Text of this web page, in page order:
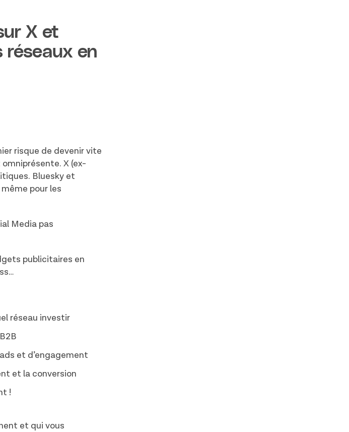
X et
réseaux en
risque de devenir vite
X (ex-
Bluesky et
pour les
Media pas
publicitaires en
réseau investir
et d’engagement
et la conversion
!
et qui vous